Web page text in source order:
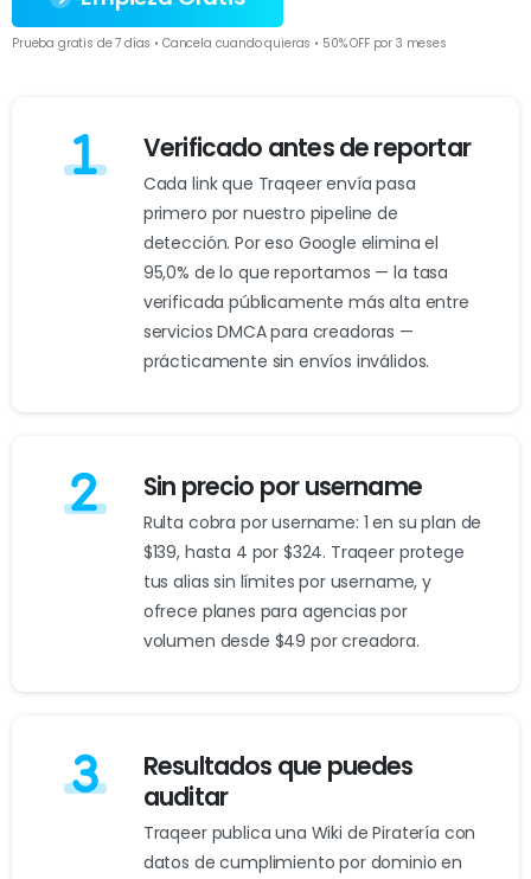
Prueba gratis de 7 días • Cancela cuando quieras • 50% OFF por 3 meses
Verificado antes de reportar
Cada link que Traqeer envía pasa
primero por nuestro pipeline de
detección. Por eso Google elimina el
95,0% de lo que reportamos — la tasa
verificada públicamente más alta entre
servicios DMCA para creadoras —
prácticamente sin envíos inválidos.
Sin precio por username
Rulta cobra por username: 1 en su plan de
$139, hasta 4 por $324. Traqeer protege
tus alias sin límites por username, y
ofrece planes para agencias por
volumen desde $49 por creadora.
Resultados que puedes
auditar
Traqeer publica una Wiki de Piratería con
datos de cumplimiento por dominio en